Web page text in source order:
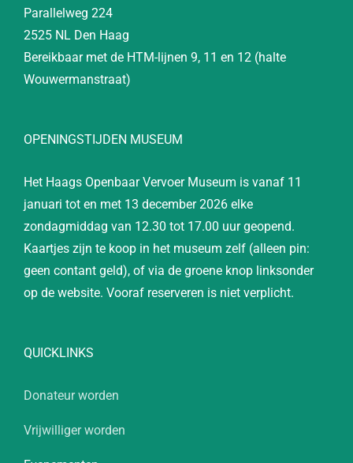
Parallelweg 224
2525 NL Den Haag
Bereikbaar met de HTM-lijnen 9, 11 en 12 (halte
Wouwermanstraat)
OPENINGSTIJDEN MUSEUM
Het Haags Openbaar Vervoer Museum is vanaf 11
januari tot en met 13 december 2026 elke
zondagmiddag van 12.30 tot 17.00 uur geopend.
Kaartjes zijn te koop in het museum zelf (alleen pin:
geen contant geld), of via de groene knop linksonder
op de website. Vooraf reserveren is niet verplicht.
QUICKLINKS
Donateur worden
Vrijwilliger worden